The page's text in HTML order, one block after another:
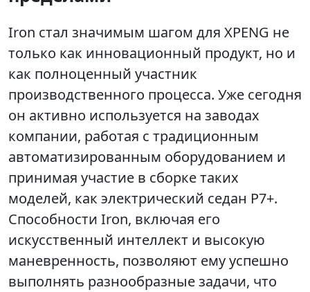
Iron стал значимым шагом для XPENG не
только как инновационный продукт, но и
как полноценный участник
производственного процесса. Уже сегодня
он активно используется на заводах
компании, работая с традиционным
автоматизированным оборудованием и
принимая участие в сборке таких
моделей, как электрический седан P7+.
Способности Iron, включая его
искусственный интеллект и высокую
маневренность, позволяют ему успешно
выполнять разнообразные задачи, что